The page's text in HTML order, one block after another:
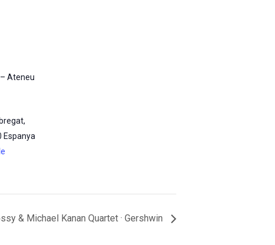
Ateneu
,
Espanya
& Michael Kanan Quartet · Gershwin